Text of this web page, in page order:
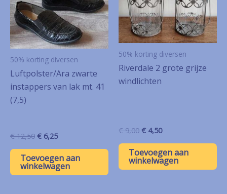
50% korting diversen
Luftpolster/Ara zwarte
instappers van lak mt. 41
(7,5)
€12,50 Oorspronkelijke
was:
€ 12,50.
€ 6,25Huidige
is:
€ 6,25.
Toevoegen aan
winkelwagen
50% korting diversen
Riverdale 2 grote grijze
windlichten
€9,00 Oorspronkelijke
was:
€ 9,00.
€ 4,50Huidige
is:
€ 4,50.
Toevoegen aan
winkelwagen